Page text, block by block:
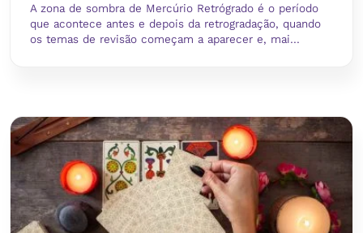
A zona de sombra de Mercúrio Retrógrado é o período
que acontece antes e depois da retrogradação, quando
os temas de revisão começam a aparecer e, mai...